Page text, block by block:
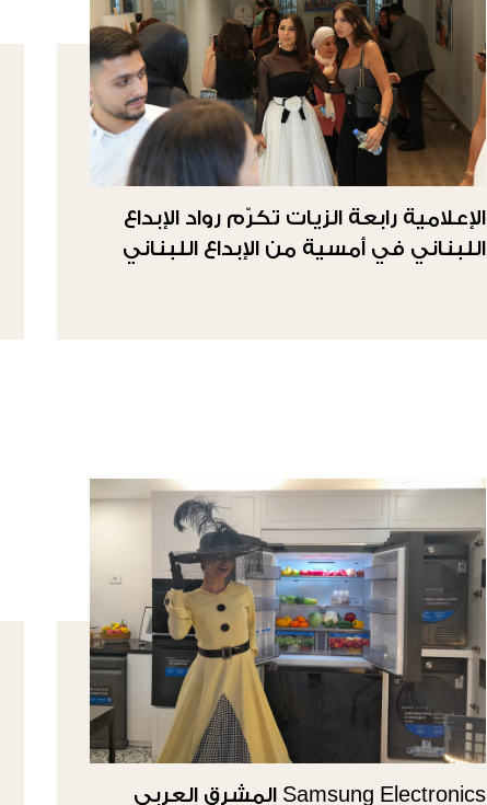
الإعلامية رابعة الزيات تكرّم رواد الإبداع
اللبناني في أمسية من الإبداع اللبناني
Samsung Electronics المشرق العربي